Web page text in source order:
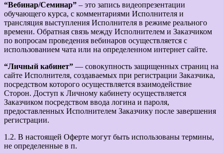
“Вебинар/Семинар” – это запись видеопрезентации
обучающего курса, с комментариями Исполнителя и
трансляция выступления Исполнителя в режиме реального
времени. Обратная связь между Исполнителем и Заказчиком
по вопросам проведения вебинаров осуществляется с
использованием чата или на определенном интернет сайте.
“Личный кабинет” — совокупность защищенных страниц на
сайте Исполнителя, создаваемых при регистрации Заказчика,
посредством которого осуществляется взаимодействие
Сторон. Доступ к Личному кабинету осуществляется
Заказчиком посредством ввода логина и пароля,
предоставленных Исполнителем Заказчику после завершения
регистрации.
1.2. В настоящей Оферте могут быть использованы термины,
не определенные в п.